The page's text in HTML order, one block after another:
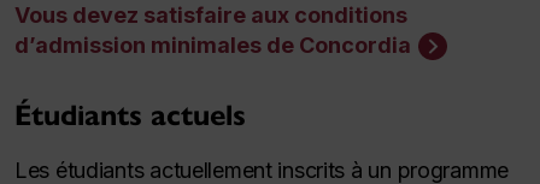
Vous devez satisfaire aux conditions
d’admission minimales de Concordia
Étudiants actuels
Les étudiants actuellement inscrits à un programme